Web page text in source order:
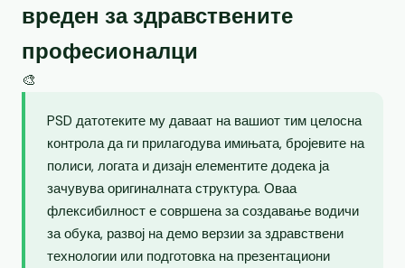
вреден за здравствените
професионалци
🎨
PSD датотеките му даваат на вашиот тим целосна
контрола да ги прилагодува имињата, бројевите на
полиси, логата и дизајн елементите додека ја
зачувува оригиналната структура. Оваа
флексибилност е совршена за создавање водичи
за обука, развој на демо верзии за здравствени
технологии или подготовка на презентациони